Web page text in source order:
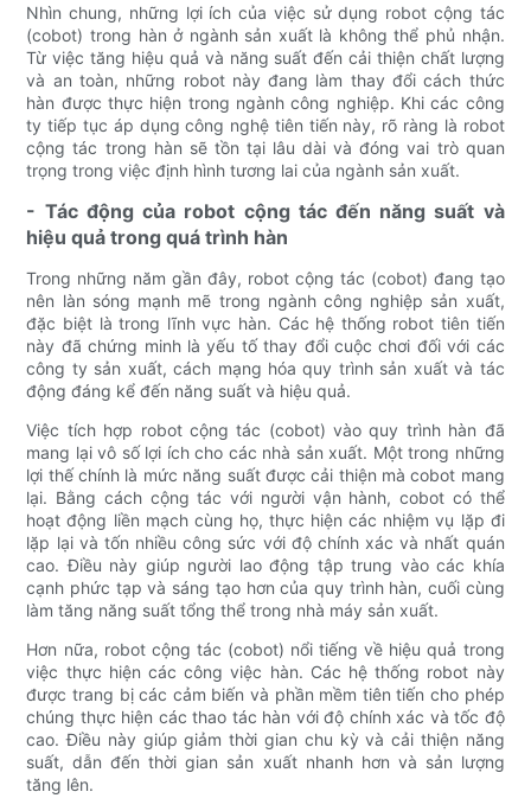
Nhìn chung, những lợi ích của việc sử dụng robot cộng tác
(cobot) trong hàn ở ngành sản xuất là không thể phủ nhận.
Từ việc tăng hiệu quả và năng suất đến cải thiện chất lượng
và an toàn, những robot này đang làm thay đổi cách thức
hàn được thực hiện trong ngành công nghiệp. Khi các công
ty tiếp tục áp dụng công nghệ tiên tiến này, rõ ràng là robot
cộng tác trong hàn sẽ tồn tại lâu dài và đóng vai trò quan
trọng trong việc định hình tương lai của ngành sản xuất.
- Tác động của robot cộng tác đến năng suất và
hiệu quả trong quá trình hàn
Trong những năm gần đây, robot cộng tác (cobot) đang tạo
nên làn sóng mạnh mẽ trong ngành công nghiệp sản xuất,
đặc biệt là trong lĩnh vực hàn. Các hệ thống robot tiên tiến
này đã chứng minh là yếu tố thay đổi cuộc chơi đối với các
công ty sản xuất, cách mạng hóa quy trình sản xuất và tác
động đáng kể đến năng suất và hiệu quả.
Việc tích hợp robot cộng tác (cobot) vào quy trình hàn đã
mang lại vô số lợi ích cho các nhà sản xuất. Một trong những
lợi thế chính là mức năng suất được cải thiện mà cobot mang
lại. Bằng cách cộng tác với người vận hành, cobot có thể
hoạt động liền mạch cùng họ, thực hiện các nhiệm vụ lặp đi
lặp lại và tốn nhiều công sức với độ chính xác và nhất quán
cao. Điều này giúp người lao động tập trung vào các khía
cạnh phức tạp và sáng tạo hơn của quy trình hàn, cuối cùng
làm tăng năng suất tổng thể trong nhà máy sản xuất.
Hơn nữa, robot cộng tác (cobot) nổi tiếng về hiệu quả trong
việc thực hiện các công việc hàn. Các hệ thống robot này
được trang bị các cảm biến và phần mềm tiên tiến cho phép
chúng thực hiện các thao tác hàn với độ chính xác và tốc độ
cao. Điều này giúp giảm thời gian chu kỳ và cải thiện năng
suất, dẫn đến thời gian sản xuất nhanh hơn và sản lượng
tăng lên.